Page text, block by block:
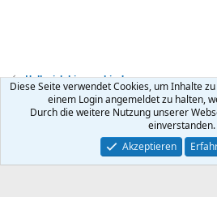
Hallo, ich bin neu hier!
Kontakt Nutzungsbedingungen
Community platform by XenForo ® © 2010-2026
Diese Seite verwendet Cookies, um Inhalte
einem Login angemeldet zu halten,
Durch die weitere Nutzung unserer
einverstanden.
Akzeptieren